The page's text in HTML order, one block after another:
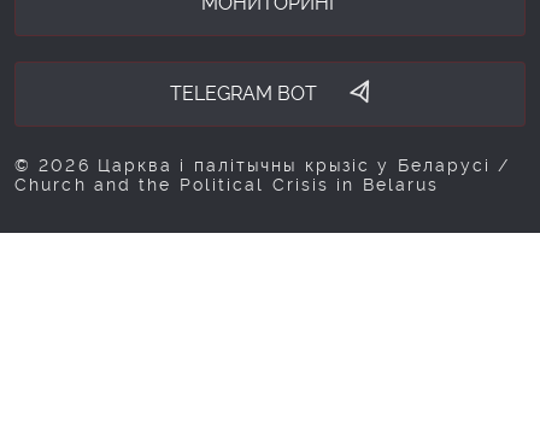
TELEGRAM BOT
© 2026 Царква і палітычны крызіс у Беларусі /
Church and the Political Crisis in Belarus